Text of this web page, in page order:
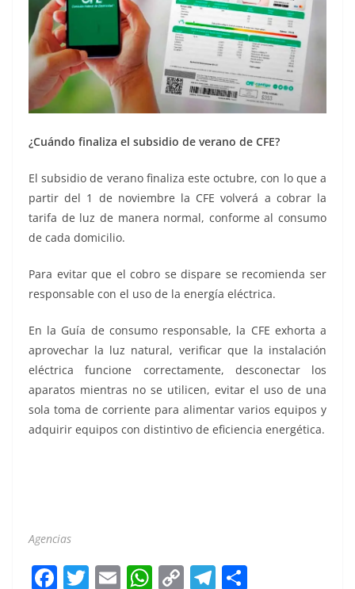
¿Cuándo finaliza el subsidio de verano de CFE?
El subsidio de verano finaliza este octubre, con lo que a
partir del 1 de noviembre la CFE volverá a cobrar la
tarifa de luz de manera normal, conforme al consumo
de cada domicilio.
Para evitar que el cobro se dispare se recomienda ser
responsable con el uso de la energía eléctrica.
En la Guía de consumo responsable, la CFE exhorta a
aprovechar la luz natural, verificar que la instalación
eléctrica funcione correctamente, desconectar los
aparatos mientras no se utilicen, evitar el uso de una
sola toma de corriente para alimentar varios equipos y
adquirir equipos con distintivo de eficiencia energética.
Agencias
F T E W C T